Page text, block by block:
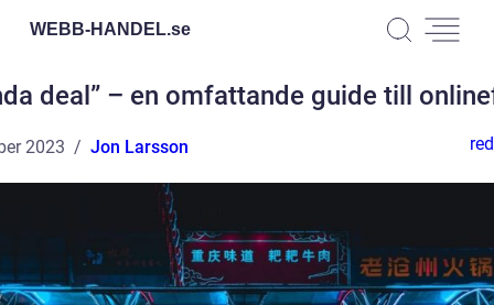
WEBB-HANDEL.se
deal” – en omfattande guide till
2023 Jon Larsson